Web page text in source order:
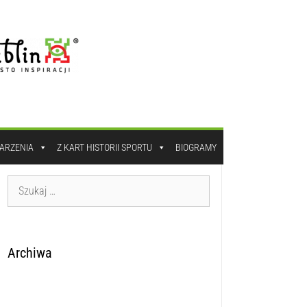
Z KART HISTORII SPORTU BIOGRAMY
Archiwa